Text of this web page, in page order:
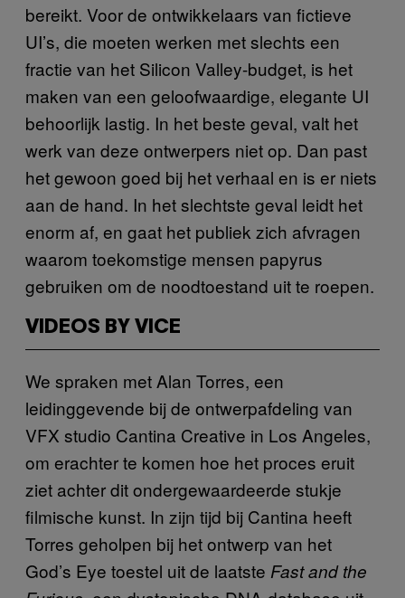
bereikt. Voor de ontwikkelaars van fictieve
UI’s, die moeten werken met slechts een
fractie van het Silicon Valley-budget, is het
maken van een geloofwaardige, elegante UI
behoorlijk lastig. In het beste geval, valt het
werk van deze ontwerpers niet op. Dan past
het gewoon goed bij het verhaal en is er niets
aan de hand. In het slechtste geval leidt het
enorm af, en gaat het publiek zich afvragen
waarom toekomstige mensen papyrus
gebruiken om de noodtoestand uit te roepen.
VIDEOS BY VICE
We spraken met Alan Torres, een
leidinggevende bij de ontwerpafdeling van
VFX studio Cantina Creative in Los Angeles,
om erachter te komen hoe het proces eruit
ziet achter dit ondergewaardeerde stukje
filmische kunst. In zijn tijd bij Cantina heeft
Torres geholpen bij het ontwerp van het
God’s Eye toestel uit de laatste Fast and the